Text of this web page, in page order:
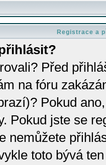
Registrace a
Před
na fóru
Pokud
Pokud jste se
nemůžete
toto bývá